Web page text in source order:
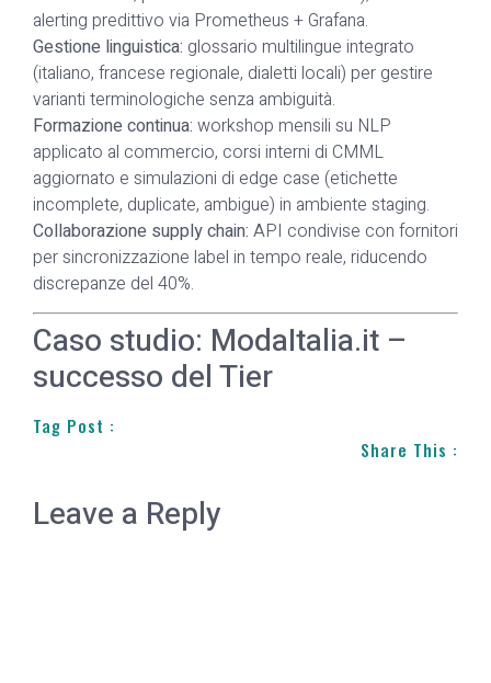
alerting predittivo via Prometheus + Grafana.
Gestione linguistica: glossario multilingue integrato
(italiano, francese regionale, dialetti locali) per gestire
varianti terminologiche senza ambiguità.
Formazione continua: workshop mensili su NLP
applicato al commercio, corsi interni di CMML
aggiornato e simulazioni di edge case (etichette
incomplete, duplicate, ambigue) in ambiente staging.
Collaborazione supply chain: API condivise con fornitori
per sincronizzazione label in tempo reale, riducendo
discrepanze del 40%.
Caso studio: ModaItalia.it –
successo del Tier
Tag Post :
Share This :
Leave a Reply